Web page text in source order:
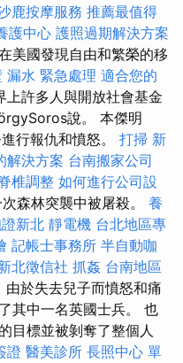
鹿按摩服務 推薦最值得
護中心 護照過期解決方案
美國發現自由和繁榮的移
漏水 緊急處理 適合您的
上許多人與開放社會基金
說。 本傑明
行報仇和憤怒。 打掃 新
解決方案 台南搬家公司
椎調整 如何進行公司設
森林突襲中被屠殺。 養
新北 靜電機 台北地區專
記帳士事務所 半自動咖
北徵信社 抓姦 台南地區
於失去兒子而憤怒和痛
其中一名英國士兵。 也
目標並被剝奪了整個人
證 醫美診所 長照中心 單